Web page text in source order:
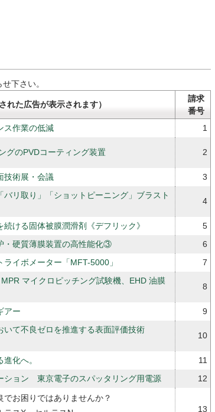
下さい。
れた広告が表示されます）
請求
番号
ス作業の低減
1
グのPVDコーティング装置 2
技術展・会議 3
バリ取り」「ショットピーニング」ブラスト
4
ける固体被膜潤滑剤《デフリック》
5
・硬質薄膜装置の高性能化③
6
イボメーター「MFT-5000」 7
マイクロピッチング試験機、EHD 油膜
8
アー 9
いて不良ゼロを推進する表面評価技術
10
化へ。
11
ション 東京電子のスパッタリング用電源 12
お困りではありませんか？
13